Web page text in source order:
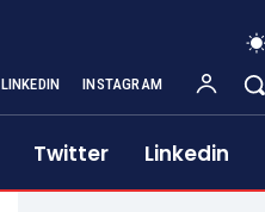
LINKEDIN INSTAGRAM
Twitter Linkedin